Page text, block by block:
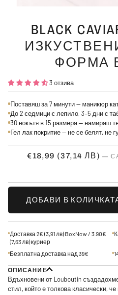
BLACK
ФОРМА
3 отзива
Поставяш за 7 минути — маникюр
До 2 седмици с лепило, 3–5 дни с
30 нокътя в 15 размера — намираш
Гел лак покритие — не се белят, не
€18,99 (37,14 ЛВ)
ДОБАВИ В
Доставка 2€ (3,91 лв)BoxNow / 3.90€
(7,63 лв)куриер
Безплатна доставка над 39€
ОПИСАНИЕ
Вдъхновени от Louboutin
стил, който е толкова класически,